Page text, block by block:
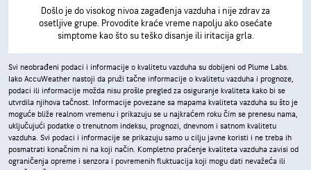
Došlo je do visokog nivoa zagađenja vazduha i nije zdrav za
osetljive grupe. Provodite kraće vreme napolju ako osećate
simptome kao što su teško disanje ili iritacija grla.
Svi neobrađeni podaci i informacije o kvalitetu vazduha su dobijeni od Plume Labs.
Iako AccuWeather nastoji da pruži tačne informacije o kvalitetu vazduha i prognoze,
podaci ili informacije možda nisu prošle pregled za osiguranje kvaliteta kako bi se
utvrdila njihova tačnost. Informacije povezane sa mapama kvaliteta vazduha su što je
moguće bliže realnom vremenu i prikazuju se u najkraćem roku čim se prenesu nama,
uključujući podatke o trenutnom indeksu, prognozi, dnevnom i satnom kvalitetu
vazduha. Svi podaci i informacije se prikazuju samo u cilju javne koristi i ne treba ih
posmatrati konačnim ni na koji način. Kompletno praćenje kvaliteta vazduha zavisi od
ograničenja opreme i senzora i povremenih fluktuacija koji mogu dati nevažeća ili